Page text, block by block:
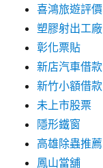
喜鴻旅遊評價
塑膠射出工廠
彰化票貼
新店汽車借款
新竹小額借款
未上市股票
隱形鐵窗
高雄除蟲推薦
鳳山當舖